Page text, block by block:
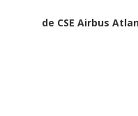
de CSE Airbus